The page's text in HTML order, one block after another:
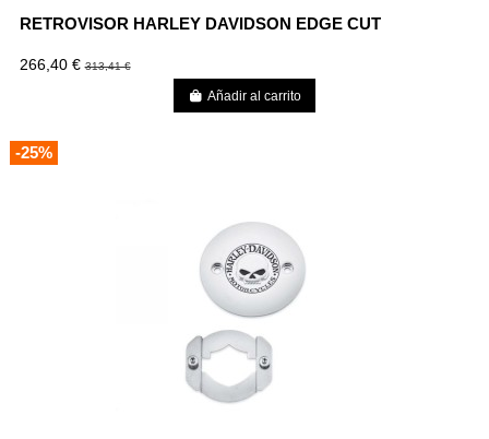
RETROVISOR HARLEY DAVIDSON EDGE CUT
266,40 €313,41 €
Añadir al carrito
-25%